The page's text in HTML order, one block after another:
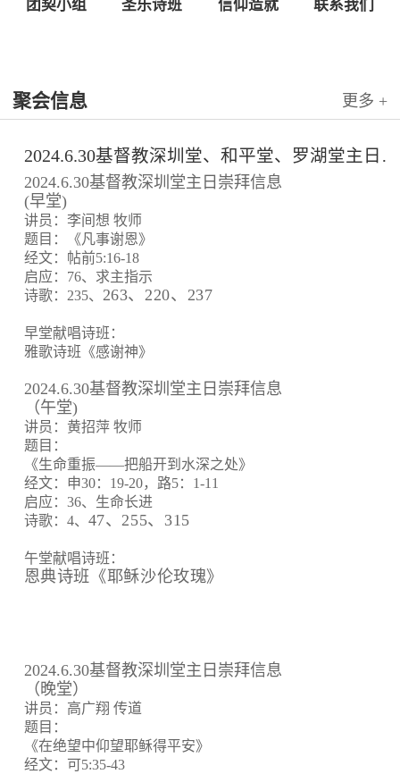
团契小组 圣乐诗班 信仰造就 联系我们
聚会信息 更多 +
2024.6.30基督教深圳堂、和平堂、罗湖堂主日崇拜信息
2024.6.30基督教深圳堂主日崇拜信息
(早堂)
讲员：李间想 牧师
题目：《凡事谢恩》
经文：帖前5:16-18
启应：76、求主指示
诗歌：235、 263、220、237
早堂献唱诗班：
雅歌诗班《感谢神》
2024.6.30基督教深圳堂主日崇拜信息
（午堂)
讲员：黄招萍 牧师
题目：
《生命重振——把船开到水深之处》
经文：申30：19-20，路5：1-11
启应：36、生命长进
诗歌：4、 47、255、315
午堂献唱诗班：
恩典诗班《耶稣沙伦玫瑰》
2024.6.30基督教深圳堂主日崇拜信息
（晚堂）
讲员：高广翔 传道
题目：
《在绝望中仰望耶稣得平安》
经文：可5:35-43